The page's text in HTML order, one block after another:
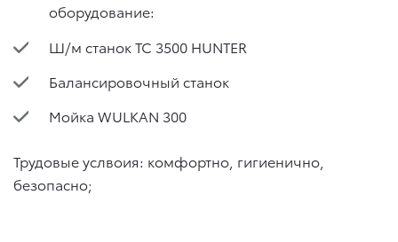
оборудование:
Ш/м станок ТС 3500 HUNTER
Балансировочный станок
Мойка WULKAN 300
Трудовые услвоия: комфортно, гигиенично,
безопасно;